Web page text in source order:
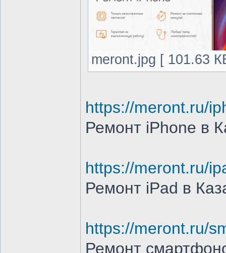
meront.jpg [ 101.63
https://meront.ru/
Ремонт iPhone в
https://meront.ru/
Ремонт iPad в
https://meront.ru/
Ремонт